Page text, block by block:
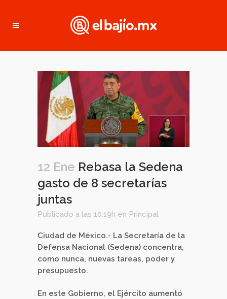
12 Ene Rebasa la Sedena
gasto de 8 secretarías
juntas
Publicado a las 10:19h en Principal
Ciudad de México.- La Secretaría de la
Defensa Nacional (Sedena) concentra,
como nunca, nuevas tareas, poder y
presupuesto.
En este Gobierno, el Ejército aumentó